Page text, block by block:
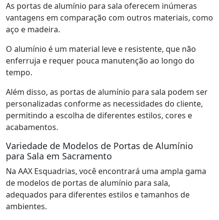
As portas de alumínio para sala oferecem inúmeras
vantagens em comparação com outros materiais, como
aço e madeira.
O alumínio é um material leve e resistente, que não
enferruja e requer pouca manutenção ao longo do
tempo.
Além disso, as portas de alumínio para sala podem ser
personalizadas conforme as necessidades do cliente,
permitindo a escolha de diferentes estilos, cores e
acabamentos.
Variedade de Modelos de Portas de Alumínio
para Sala em Sacramento
Na AAX Esquadrias, você encontrará uma ampla gama
de modelos de portas de alumínio para sala,
adequados para diferentes estilos e tamanhos de
ambientes.